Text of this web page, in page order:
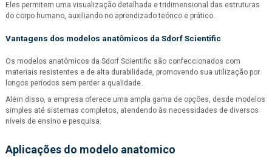
Eles permitem uma visualização detalhada e tridimensional das estruturas
do corpo humano, auxiliando no aprendizado teórico e prático.
Vantagens dos modelos anatômicos da Sdorf Scientific
Os modelos anatômicos da Sdorf Scientific são confeccionados com
materiais resistentes e de alta durabilidade, promovendo sua utilização por
longos períodos sem perder a qualidade.
Além disso, a empresa oferece uma ampla gama de opções, desde modelos
simples até sistemas completos, atendendo às necessidades de diversos
níveis de ensino e pesquisa.
Aplicações do modelo anatomico